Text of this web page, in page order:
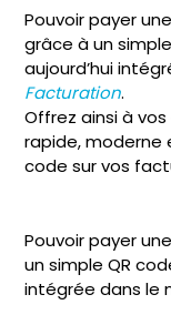
Pouvoir payer
grâce à un
aujourd’hui
Facturation.
Offrez ainsi à
rapide, moderne
code sur vos
Pouvoir payer
un simple QR
intégrée dans le